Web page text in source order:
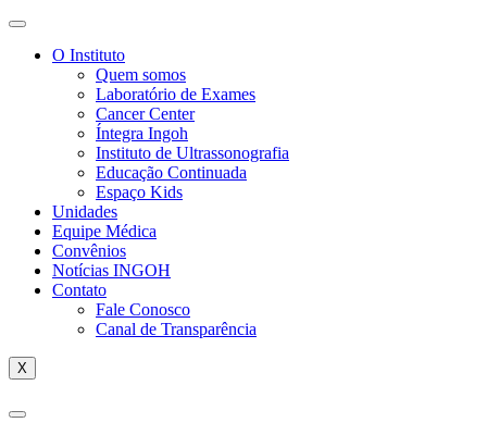
O Instituto
Quem somos
Laboratório de Exames
Cancer Center
Íntegra Ingoh
Instituto de Ultrassonografia
Educação Continuada
Espaço Kids
Unidades
Equipe Médica
Convênios
Notícias INGOH
Contato
Fale Conosco
Canal de Transparência
X